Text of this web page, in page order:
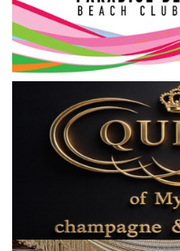
Cost Of Living Crisis
Opinion + Analysis
L’Art des Sens
All News
Local Elections 2023
About